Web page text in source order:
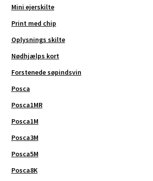
Mini ejerskilte
Print med chip
Oplysnings skilte
Nødhjælps kort
Forstenede søpindsvin
Posca
Posca1MR
Posca1M
Posca3M
Posca5M
Posca8K